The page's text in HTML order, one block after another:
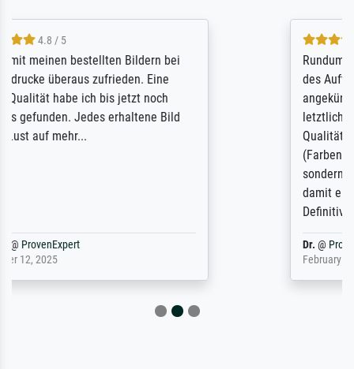
Rundum positive Erfahrung. Die Ausführung
des Auftrags hat eine Weile gedauert, die
angekündigte Lieferzeit wurde aber
letztlich sogar etwas unterschritten. Die
Qualität des Papiers und des Drucks
Dr.@